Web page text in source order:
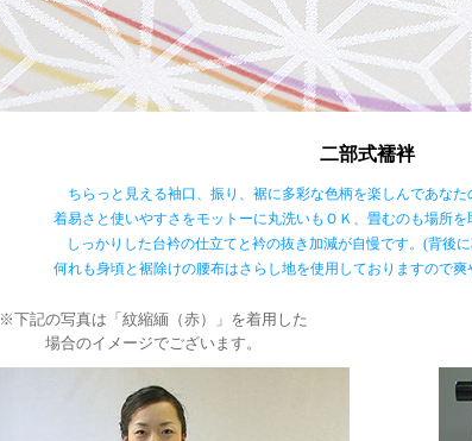
二部式襦袢
ちらっと見える袖口、振り、裾に多彩な色柄を楽しんであなた
着易さと使いやすさをモットーに丸洗いもＯＫ、畳むのも場所を
しっかりした台衿の仕立てと衿の抜き加減が自慢です。(背後
何れも身頃と裾除けの腰布はさらし地を使用しておりますので爽
※下記の写真は「紋縮緬（赤）」を着用した
場合のイメージでございます。